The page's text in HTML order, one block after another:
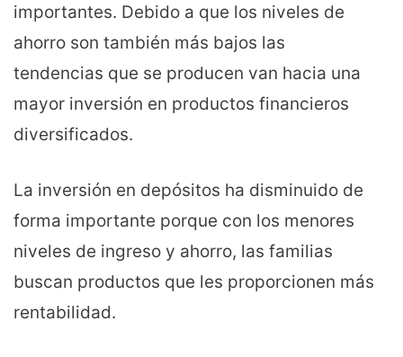
importantes. Debido a que los niveles de
ahorro son también más bajos las
tendencias que se producen van hacia una
mayor inversión en productos financieros
diversificados.
La inversión en depósitos ha disminuido de
forma importante porque con los menores
niveles de ingreso y ahorro, las familias
buscan productos que les proporcionen más
rentabilidad.